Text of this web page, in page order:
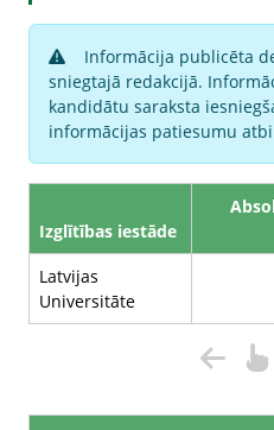
Informācija publicēta
sniegtajā redakcijā.
kandidātu saraksta
informācijas patiesumu
Izglītības iestāde
Latvijas
Universitāte